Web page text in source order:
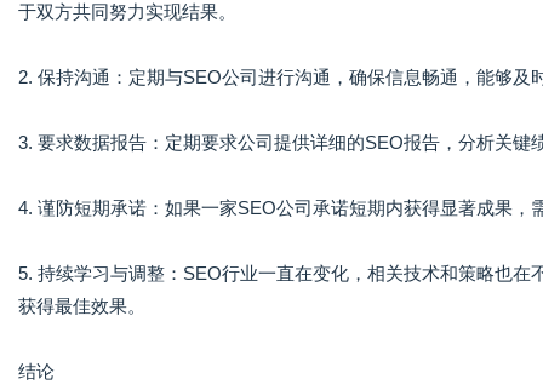
于双方共同努力实现结果。
2. 保持沟通：定期与SEO公司进行沟通，确保信息畅通，能够及
3. 要求数据报告：定期要求公司提供详细的SEO报告，分析关键
4. 谨防短期承诺：如果一家SEO公司承诺短期内获得显著成果
5. 持续学习与调整：SEO行业一直在变化，相关技术和策略也
获得最佳效果。
结论